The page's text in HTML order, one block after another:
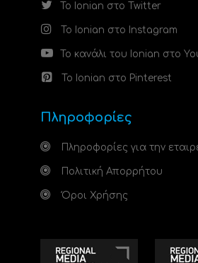
Το Ionian στο Twitter
Το Ionian στο Instagram
Το κανάλι του Ionian στο
Το Ionian στο Pinterest
Πληροφορίες
Πληροφορίες για την
Πολιτική Απορρήτου
Όροι Χρήσης